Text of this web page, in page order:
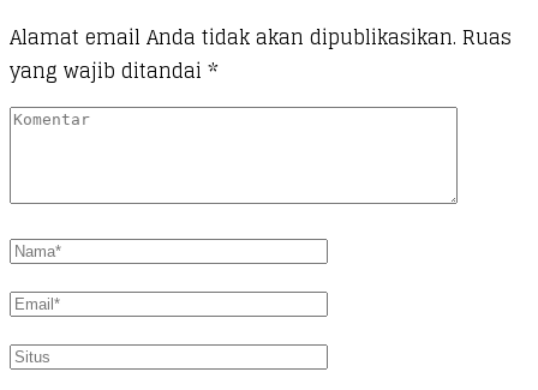
Alamat email Anda tidak akan dipublikasikan. Ruas
yang wajib ditandai *